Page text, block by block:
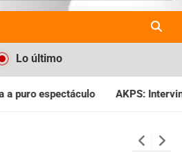
Lo último
AKPS: Intervino la IGJ y oficializó el